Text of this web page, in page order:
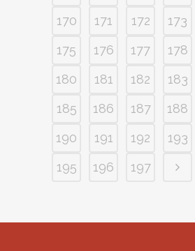
170
171 172 173
175
176 177 178
180
181 182 183
185
186 187 188
190
191 192 193
195
196 197